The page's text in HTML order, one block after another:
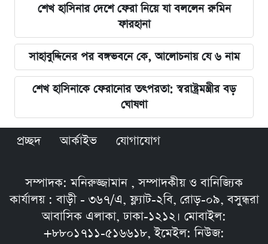
শেখ হাসিনার দেশে ফেরা নিয়ে যা বললেন রুমিন
ফারহানা
সাহাবুদ্দিনের পর বঙ্গভবনে কে, আলোচনায় যে ৬ নাম
শেখ হাসিনাকে ফেরানোর তৎপরতা: স্বরাষ্ট্রমন্ত্রীর বড়
ঘোষণা
প্রচ্ছদ আর্কাইভ যোগাযোগ
সম্পাদক: মনিরুজ্জামান , সম্পাদকীয় ও বানিজ্যিক
কার্যালয় : বাড়ী - ৩৬৭/এ, ফ্ল্যাট-২বি, রোড়-০৯, বসুন্ধরা
আবাসিক এলাকা, ঢাকা-১২১২। মোবাইল:
+৮৮০১৭১১-৫১৬৬১৮, ইমেইল: নিউজ: